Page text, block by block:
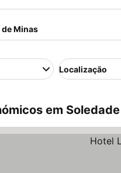
Localização
em